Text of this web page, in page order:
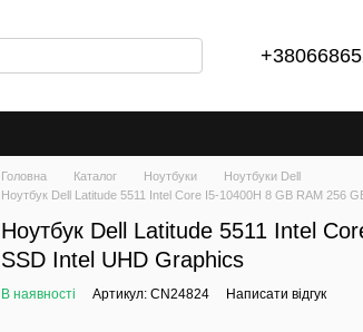
Головна Каталог Ноутбуки
Ноутбуки Dell
Ноутбук Dell Latitude 5511 Intel Core I5-10400H 8 GB RAM 256
Ноутбук Dell Latitude 5511 Intel
SSD Intel UHD Graphics
В наявності Артикул: CN24824 Написати відгук